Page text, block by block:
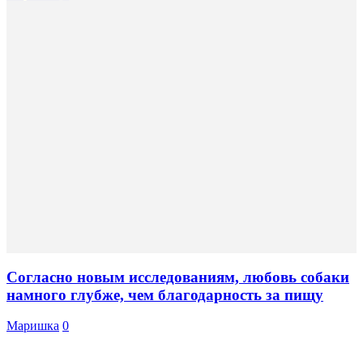
Согласно новым исследованиям, любовь собаки
намного глубже, чем благодарность за пищу
Маришка 0